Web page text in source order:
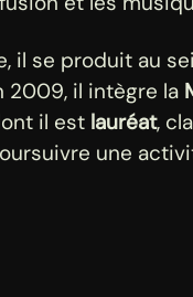
il se produit au
2009, il intègre la
il est lauréat,
une